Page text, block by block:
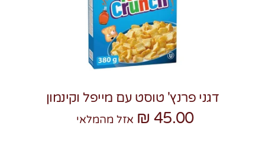
דגני פרנץ' טוסט עם מייפל וקינמון
45.00 ₪ אזל מהמלאי